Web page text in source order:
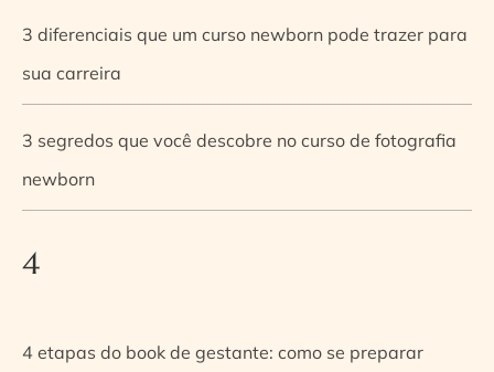
3 diferenciais que um curso newborn pode trazer para
sua carreira
3 segredos que você descobre no curso de fotografia
newborn
4
4 etapas do book de gestante: como se preparar